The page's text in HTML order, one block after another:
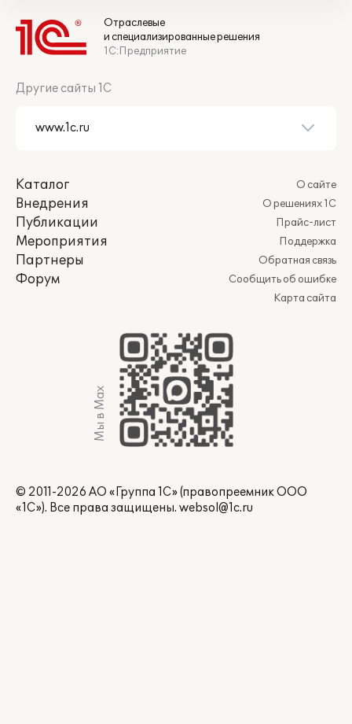
Отраслевые
и специализированные решения
1С:Предприятие
Другие сайты 1С
Каталог
Внедрения
Публикации
Мероприятия
Партнеры
Форум
О сайте
О решениях 1С
Прайс-лист
Поддержка
Обратная связь
Сообщить об ошибке
Карта сайта
Мы в Max
© 2011-2026 АО «Группа 1С» (правопреемник ООО
«1С»). Все права защищены. websol@1c.ru